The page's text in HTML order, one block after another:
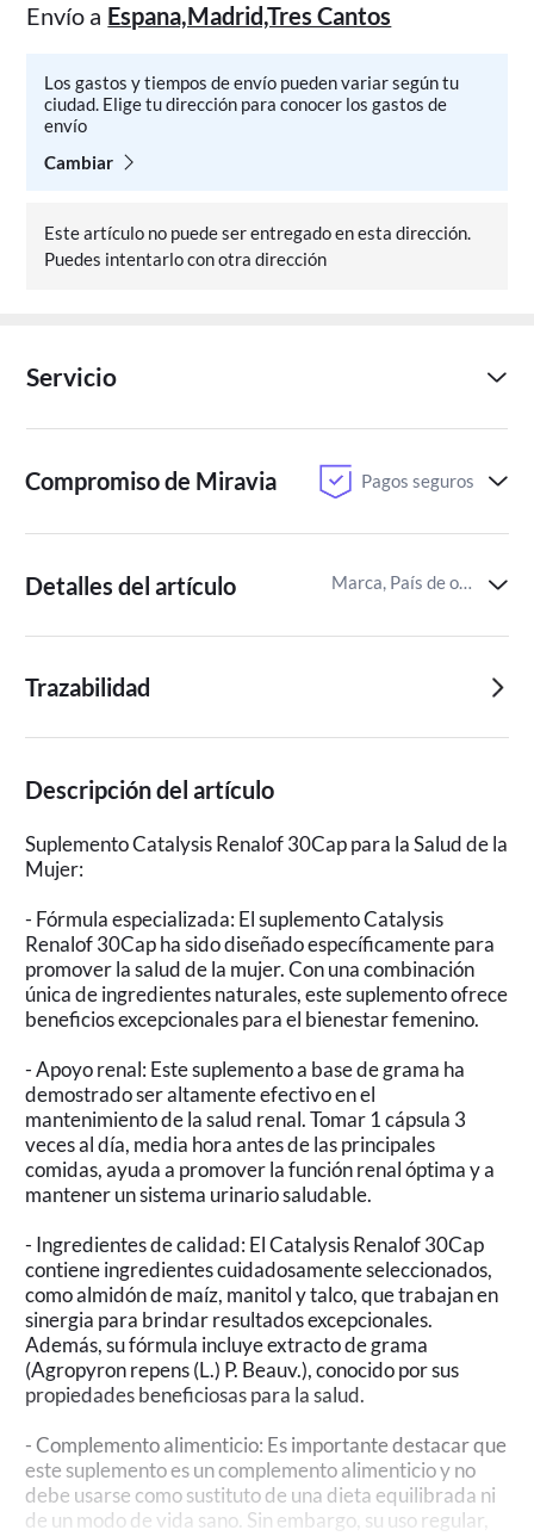
Envío a Espana,Madrid,Tres Cantos
Los gastos y tiempos de envío pueden variar según tu
ciudad. Elige tu dirección para conocer los gastos de
envío
Cambiar
Este artículo no puede ser entregado en esta dirección.
Puedes intentarlo con otra dirección
Servicio
Compromiso de Miravia Pagos seguros
Detalles del artículo Marca, País de origen,Tipos de nutrientes y sus características
Trazabilidad
Descripción del artículo
Suplemento Catalysis Renalof 30Cap para la Salud de la
Mujer:
- Fórmula especializada: El suplemento Catalysis
Renalof 30Cap ha sido diseñado específicamente para
promover la salud de la mujer. Con una combinación
única de ingredientes naturales, este suplemento ofrece
beneficios excepcionales para el bienestar femenino.
- Apoyo renal: Este suplemento a base de grama ha
demostrado ser altamente efectivo en el
mantenimiento de la salud renal. Tomar 1 cápsula 3
veces al día, media hora antes de las principales
comidas, ayuda a promover la función renal óptima y a
mantener un sistema urinario saludable.
- Ingredientes de calidad: El Catalysis Renalof 30Cap
contiene ingredientes cuidadosamente seleccionados,
como almidón de maíz, manitol y talco, que trabajan en
sinergia para brindar resultados excepcionales.
Además, su fórmula incluye extracto de grama
(Agropyron repens (L.) P. Beauv.), conocido por sus
propiedades beneficiosas para la salud.
- Complemento alimenticio: Es importante destacar que
este suplemento es un complemento alimenticio y no
debe usarse como sustituto de una dieta equilibrada ni
de un modo de vida sano. Sin embargo, su uso regular,